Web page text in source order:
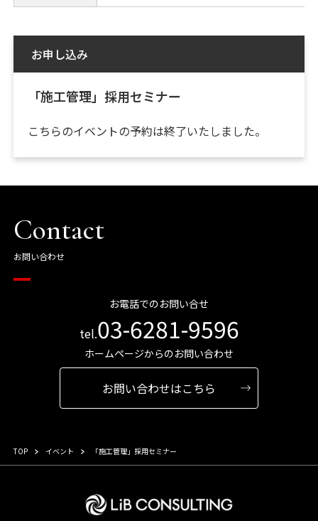
お申し込み
「施工管理」採用セミナー
こちらのイベントの予約は終了いたしました。
Contact
お問い合わせ
お電話でのお問い合せ
tel.03-6281-9596
ホームページからのお問い合わせ
お問い合わせはこちら
TOP イベント 「施工管理」採用セミナー